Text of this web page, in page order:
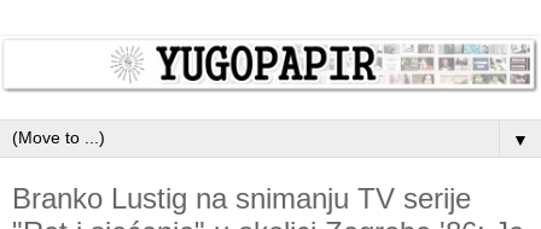
▼
Branko Lustig na snimanju TV serije